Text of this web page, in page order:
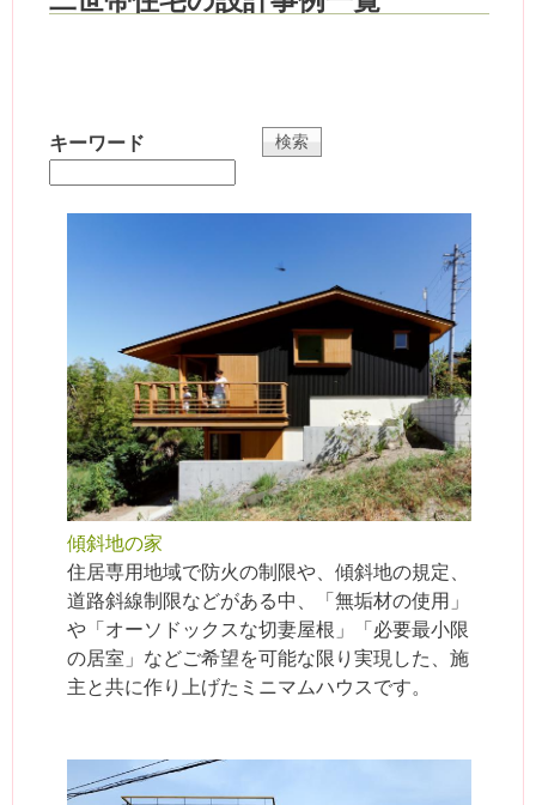
キーワード
傾斜地の家
住居専用地域で防火の制限や、傾斜地の規定、
道路斜線制限などがある中、「無垢材の使用」
や「オーソドックスな切妻屋根」「必要最小限
の居室」などご希望を可能な限り実現した、施
主と共に作り上げたミニマムハウスです。